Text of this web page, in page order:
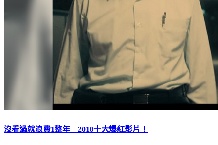
沒看過就浪費1整年 2018十大爆紅影片！